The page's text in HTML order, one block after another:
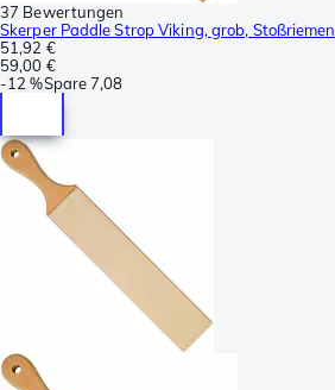
37 Bewertungen
Skerper Paddle Strop Viking, grob, Stoßriemen
51,92 €
59,00 €
-12 %Spare7,08